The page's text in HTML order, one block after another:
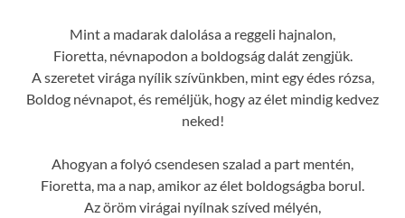
Mint a madarak dalolása a reggeli hajnalon,
Fioretta, névnapodon a boldogság dalát zengjük.
A szeretet virága nyílik szívünkben, mint egy édes rózsa,
Boldog névnapot, és reméljük, hogy az élet mindig kedvez
neked!
Ahogyan a folyó csendesen szalad a part mentén,
Fioretta, ma a nap, amikor az élet boldogságba borul.
Az öröm virágai nyílnak szíved mélyén,